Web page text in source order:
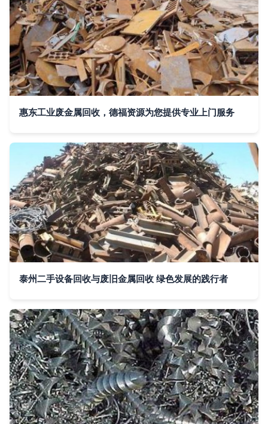
惠东工业废金属回收，德福资源为您提供专业上门服务
泰州二手设备回收与废旧金属回收 绿色发展的践行者